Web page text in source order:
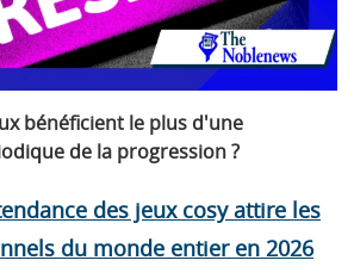
bénéficient le plus d'une
de la progression ?
des jeux cosy attire les
du monde entier en 2026